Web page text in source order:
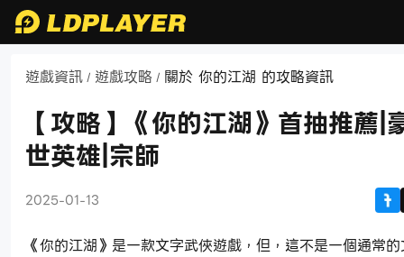
遊戲資訊 / 遊戲攻略 / 關於 你的江湖 的攻略資訊
【攻略】《你的江湖》首抽推薦|
世英雄|宗師
2025-01-13
《你的江湖》是一款文字武俠遊戲，但，這不是一個通常